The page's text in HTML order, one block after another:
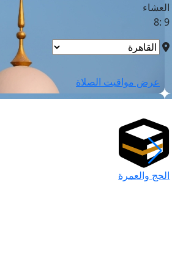
العشاء
9 :8
عرض مواقيت الصلاة
الحج والعمرة